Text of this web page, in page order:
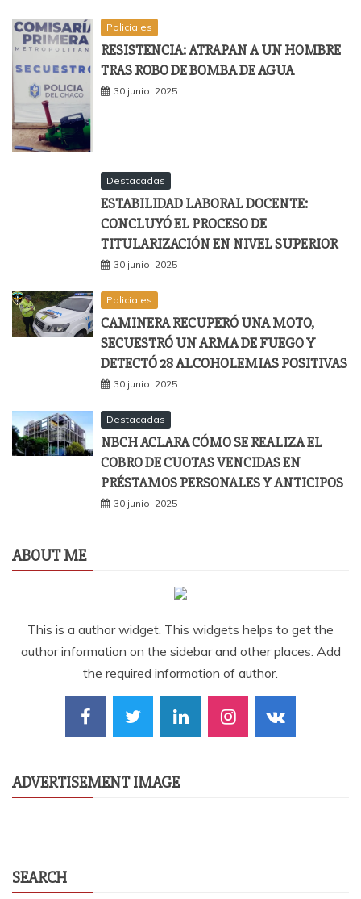
Policiales
RESISTENCIA: ATRAPAN A UN HOMBRE
TRAS ROBO DE BOMBA DE AGUA
30 junio, 2025
Destacadas
ESTABILIDAD LABORAL DOCENTE:
CONCLUYÓ EL PROCESO DE
TITULARIZACIÓN EN NIVEL SUPERIOR
30 junio, 2025
Policiales
CAMINERA RECUPERÓ UNA MOTO,
SECUESTRÓ UN ARMA DE FUEGO Y
DETECTÓ 28 ALCOHOLEMIAS POSITIVAS
30 junio, 2025
Destacadas
NBCH ACLARA CÓMO SE REALIZA EL
COBRO DE CUOTAS VENCIDAS EN
PRÉSTAMOS PERSONALES Y ANTICIPOS
30 junio, 2025
ABOUT ME
This is a author widget. This widgets helps to get the
author information on the sidebar and other places. Add
the required information of author.
ADVERTISEMENT IMAGE
SEARCH